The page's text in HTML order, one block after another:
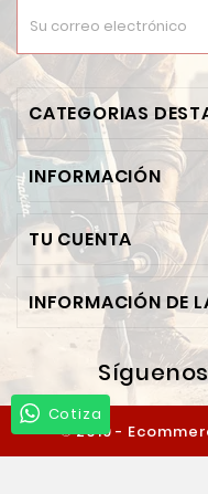
CATEGORIAS
INFORMACIÓN
TU CUENTA
INFORMACIÓN DE
Síguenos
© 2019 -
Cotiza